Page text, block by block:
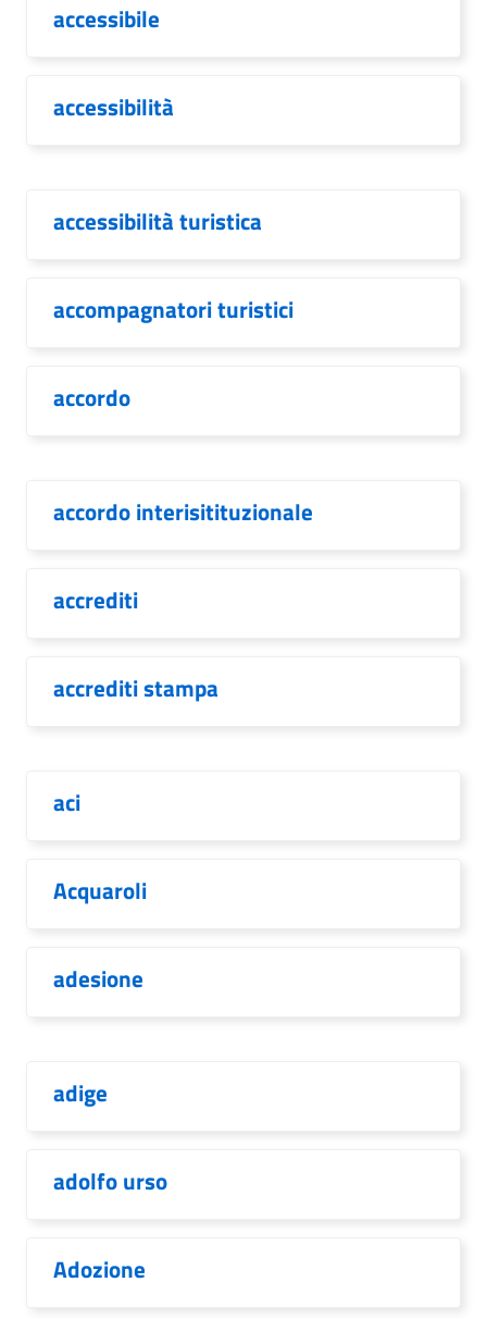
accessibile
accessibilità
accessibilità turistica
accompagnatori turistici
accordo
accordo interisitituzionale
accrediti
accrediti stampa
aci
Acquaroli
adesione
adige
adolfo urso
Adozione